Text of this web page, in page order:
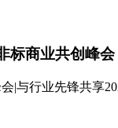
标商业共创峰会
|与行业先锋共享